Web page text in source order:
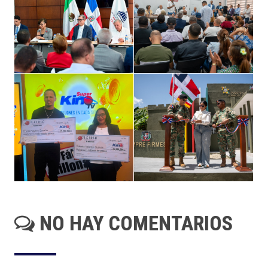
NO HAY COMENTARIOS